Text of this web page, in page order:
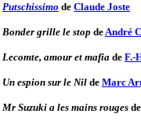
Putschissimo de Claude Joste
Bonder grille le stop deAndré
Lecomte, amour et mafia de F.-
Un espion sur le Nil de Marc
Mr Suzuki a les mains rouges de